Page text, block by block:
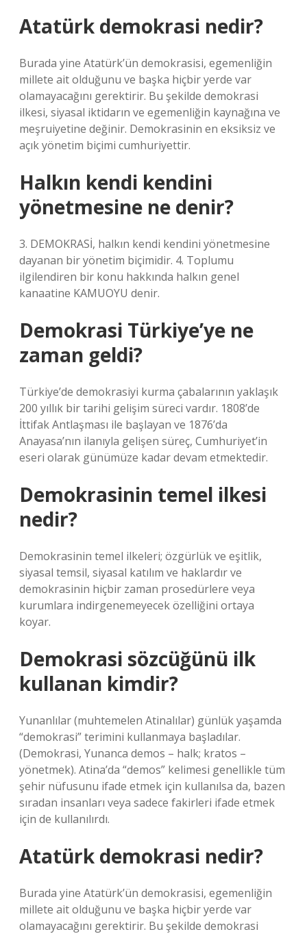
Atatürk demokrasi nedir?
Burada yine Atatürk’ün demokrasisi, egemenliğin
millete ait olduğunu ve başka hiçbir yerde var
olamayacağını gerektirir. Bu şekilde demokrasi
ilkesi, siyasal iktidarın ve egemenliğin kaynağına ve
meşruiyetine değinir. Demokrasinin en eksiksiz ve
açık yönetim biçimi cumhuriyettir.
Halkın kendi kendini
yönetmesine ne denir?
3. DEMOKRASİ, halkın kendi kendini yönetmesine
dayanan bir yönetim biçimidir. 4. Toplumu
ilgilendiren bir konu hakkında halkın genel
kanaatine KAMUOYU denir.
Demokrasi Türkiye’ye ne
zaman geldi?
Türkiye’de demokrasiyi kurma çabalarının yaklaşık
200 yıllık bir tarihi gelişim süreci vardır. 1808’de
İttifak Antlaşması ile başlayan ve 1876’da
Anayasa’nın ilanıyla gelişen süreç, Cumhuriyet’in
eseri olarak günümüze kadar devam etmektedir.
Demokrasinin temel ilkesi
nedir?
Demokrasinin temel ilkeleri; özgürlük ve eşitlik,
siyasal temsil, siyasal katılım ve haklardır ve
demokrasinin hiçbir zaman prosedürlere veya
kurumlara indirgenemeyecek özelliğini ortaya
koyar.
Demokrasi sözcüğünü ilk
kullanan kimdir?
Yunanlılar (muhtemelen Atinalılar) günlük yaşamda
“demokrasi” terimini kullanmaya başladılar.
(Demokrasi, Yunanca demos – halk; kratos –
yönetmek). Atina’da “demos” kelimesi genellikle tüm
şehir nüfusunu ifade etmek için kullanılsa da, bazen
sıradan insanları veya sadece fakirleri ifade etmek
için de kullanılırdı.
Atatürk demokrasi nedir?
Burada yine Atatürk’ün demokrasisi, egemenliğin
millete ait olduğunu ve başka hiçbir yerde var
olamayacağını gerektirir. Bu şekilde demokrasi